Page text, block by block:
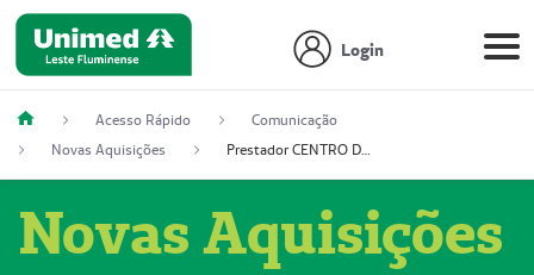
Login
Acesso Rápido
Comunicação
Novas Aquisições
Prestador CENTRO DE ONCOLOGIA
Novas Aquisições